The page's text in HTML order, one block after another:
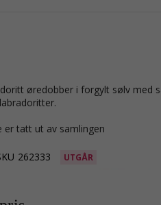
er tatt ut av samlingen
262333 UTGÅR